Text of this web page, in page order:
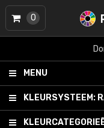
MENU
KLEURSYSTEEM:
0